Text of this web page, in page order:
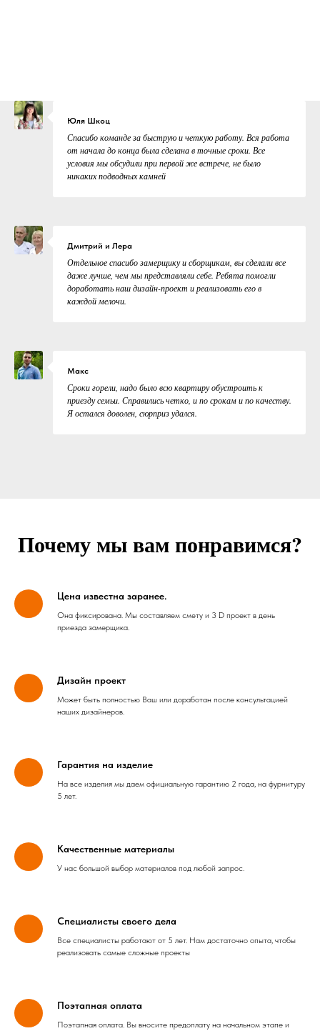
Юля Шкоц
Спасибо команде за быструю и четкую работу. Вся работа
от начала до конца была сделана в точные сроки. Все
условия мы обсудили при первой же встрече, не было
никаких подводных камней
Дмитрий и Лера
Отдельное спасибо замерщику и сборщикам, вы сделали все
даже лучше, чем мы представляли себе. Ребята помогли
доработать наш дизайн-проект и реализовать его в
каждой мелочи.
Макс
Сроки горели, надо было всю квартиру обустроить к
приезду семьи. Справились четко, и по срокам и по качеству.
Я остался доволен, сюрприз удался.
Почему мы вам понравимся?
Цена известна заранее.
Она фиксирована. Мы составляем смету и 3 D проект в день
приезда замерщика.
Дизайн проект
Может быть полностью Ваш или доработан после консультацией
наших дизайнеров.
Гарантия на изделие
На все изделия мы даем официальную гарантию 2 года, на фурнитуру
5 лет.
Качественные материалы
У нас большой выбор материалов под любой запрос.
Специалисты своего дела
Все специалисты работают от 5 лет. Нам достаточно опыта, чтобы
реализовать самые сложные проекты
Поэтапная оплата
Поэтапная оплата. Вы вносите предоплату на начальном этапе и